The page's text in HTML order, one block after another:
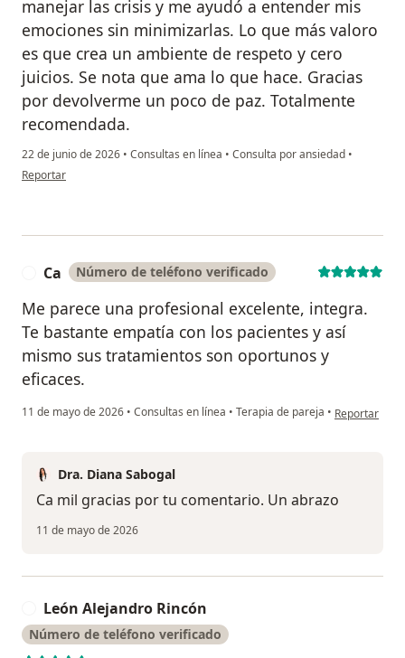
manejar las crisis y me ayudó a entender mis
emociones sin minimizarlas. Lo que más valoro
es que crea un ambiente de respeto y cero
juicios. Se nota que ama lo que hace. Gracias
por devolverme un poco de paz. Totalmente
recomendada.
22 de junio de 2026 • Consultas en línea • Consulta por ansiedad •
en opinión del usuario AI
Reportar
Ca Número de teléfono verificado
Me parece una profesional excelente, integra.
Te bastante empatía con los pacientes y así
mismo sus tratamientos son oportunos y
eficaces.
11 de mayo de 2026 • Consultas en línea • Terapia de pareja • en opinión
Reportar
Dra. Diana Sabogal
Ca mil gracias por tu comentario. Un abrazo
11 de mayo de 2026
León Alejandro Rincón
Número de teléfono verificado